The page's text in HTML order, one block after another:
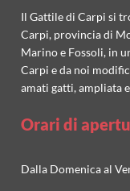
Il Gattile di Carpi si
Carpi, provincia di
Marino e Fossoli, in
Carpi e da noi
amati gatti, ampliata
Orari di
Dalla Domenica al